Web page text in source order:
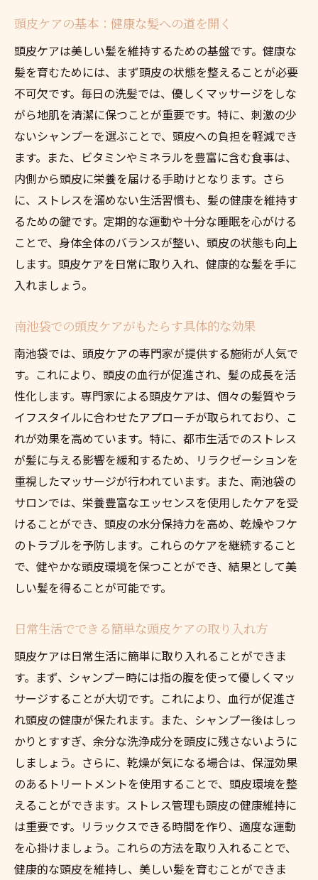
頭皮ケアを通じて心身のリフレッシュを図
る
訪れる価値のある南池袋のリラクゼーショ
ンスポット
南池袋での頭皮ケア効果的な方法とその魅力
南池袋で体感する頭皮ケアの最新トレンド
プロの手による頭皮ケアとその驚きの効果
頭皮ケアにおける新技術の導入とそのメリ
ット
頭皮環境を整える効果的なアプローチ
南池袋で人気の頭皮ケアメニューとその実
態
頭皮ケアの新常識南池袋での最新スカルプテク
ニック
最新のスカルプテクニックが頭皮ケアにも
たらす変化
南池袋で学ぶ頭皮ケアの新常識とその実践
法
効果倍増！頭皮ケアにおける最新技術の活
用法
南池袋のサロンで体験する革新的スカルプ
技術
頭皮ケアの未来を切り開く新しいアプロー
チ
新情報
南池袋で見つける最適な頭皮ケアとは？
あなたに合った頭皮ケアを見つけるための
ガイド
頭皮タイプに応じたケア選び方のポイント
南池袋での頭皮ケア体験談とその評価
自分にぴったりのスカルプケアを探す方法
南池袋のサロンで提供されるカスタマイズ
ケア
頭皮ケアで叶える髪と心の健康
あなたにぴったりの頭皮ケア南池袋での実践例
頭皮ケアの基本：健康な髪への道を開く
頭皮ケアは美しい髪を維持するための基盤です。健康な
髪を育むためには、まず頭皮の状態を整えることが必要
不可欠です。毎日の洗髪では、優しくマッサージをしな
がら地肌を清潔に保つことが重要です。特に、刺激の少
ないシャンプーを選ぶことで、頭皮への負担を軽減でき
ます。また、ビタミンやミネラルを豊富に含む食事は、
内側から頭皮に栄養を届ける手助けとなります。さら
に、ストレスを溜めない生活習慣も、髪の健康を維持す
るための鍵です。定期的な運動や十分な睡眠を心がける
ことで、身体全体のバランスが整い、頭皮の状態も向上
します。頭皮ケアを日常に取り入れ、健康的な髪を手に
入れましょう。
南池袋での頭皮ケアがもたらす具体的な効果
南池袋では、頭皮ケアの専門家が提供する施術が人気で
す。これにより、頭皮の血行が促進され、髪の成長を活
性化します。専門家による頭皮ケアは、個々の髪質やラ
イフスタイルに合わせたアプローチが取られており、こ
れが効果を高めています。特に、都市生活でのストレス
が髪に与える影響を緩和するため、リラクゼーションを
重視したマッサージが行われています。また、南池袋の
サロンでは、栄養豊富なエッセンスを使用したケアを受
けることができ、頭皮の水分保持力を高め、乾燥やフケ
のトラブルを予防します。これらのケアを継続すること
で、健やかな頭皮環境を保つことができ、結果として美
しい髪を得ることが可能です。
日常生活でできる簡単な頭皮ケアの取り入れ方
頭皮ケアは日常生活に簡単に取り入れることができま
す。まず、シャンプー時には指の腹を使って優しくマッ
サージすることが大切です。これにより、血行が促進さ
れ頭皮の健康が保たれます。また、シャンプー後はしっ
かりとすすぎ、余分な洗浄成分を頭皮に残さないように
しましょう。さらに、乾燥が気になる場合は、保湿効果
のあるトリートメントを使用することで、頭皮環境を整
えることができます。ストレス管理も頭皮の健康維持に
は重要です。リラックスできる時間を作り、適度な運動
を心掛けましょう。これらの方法を取り入れることで、
健康的な頭皮を維持し、美しい髪を育むことができま